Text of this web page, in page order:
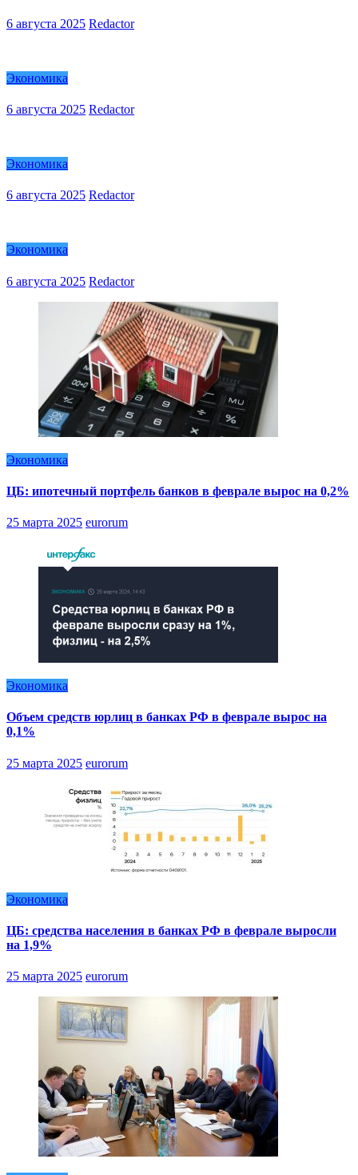
6 августа 2025 Redactor
Экономика
6 августа 2025 Redactor
Экономика
6 августа 2025 Redactor
Экономика
6 августа 2025 Redactor
Экономика
ЦБ: ипотечный портфель банков в феврале вырос на 0,2%
25 марта 2025 eurorum
Экономика
Объем средств юрлиц в банках РФ в феврале вырос на
0,1%
25 марта 2025 eurorum
Экономика
ЦБ: средства населения в банках РФ в феврале выросли
на 1,9%
25 марта 2025 eurorum